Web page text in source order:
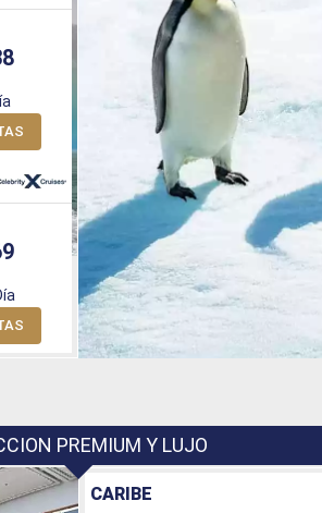
PREMIUM Y LUJO
CARIBE